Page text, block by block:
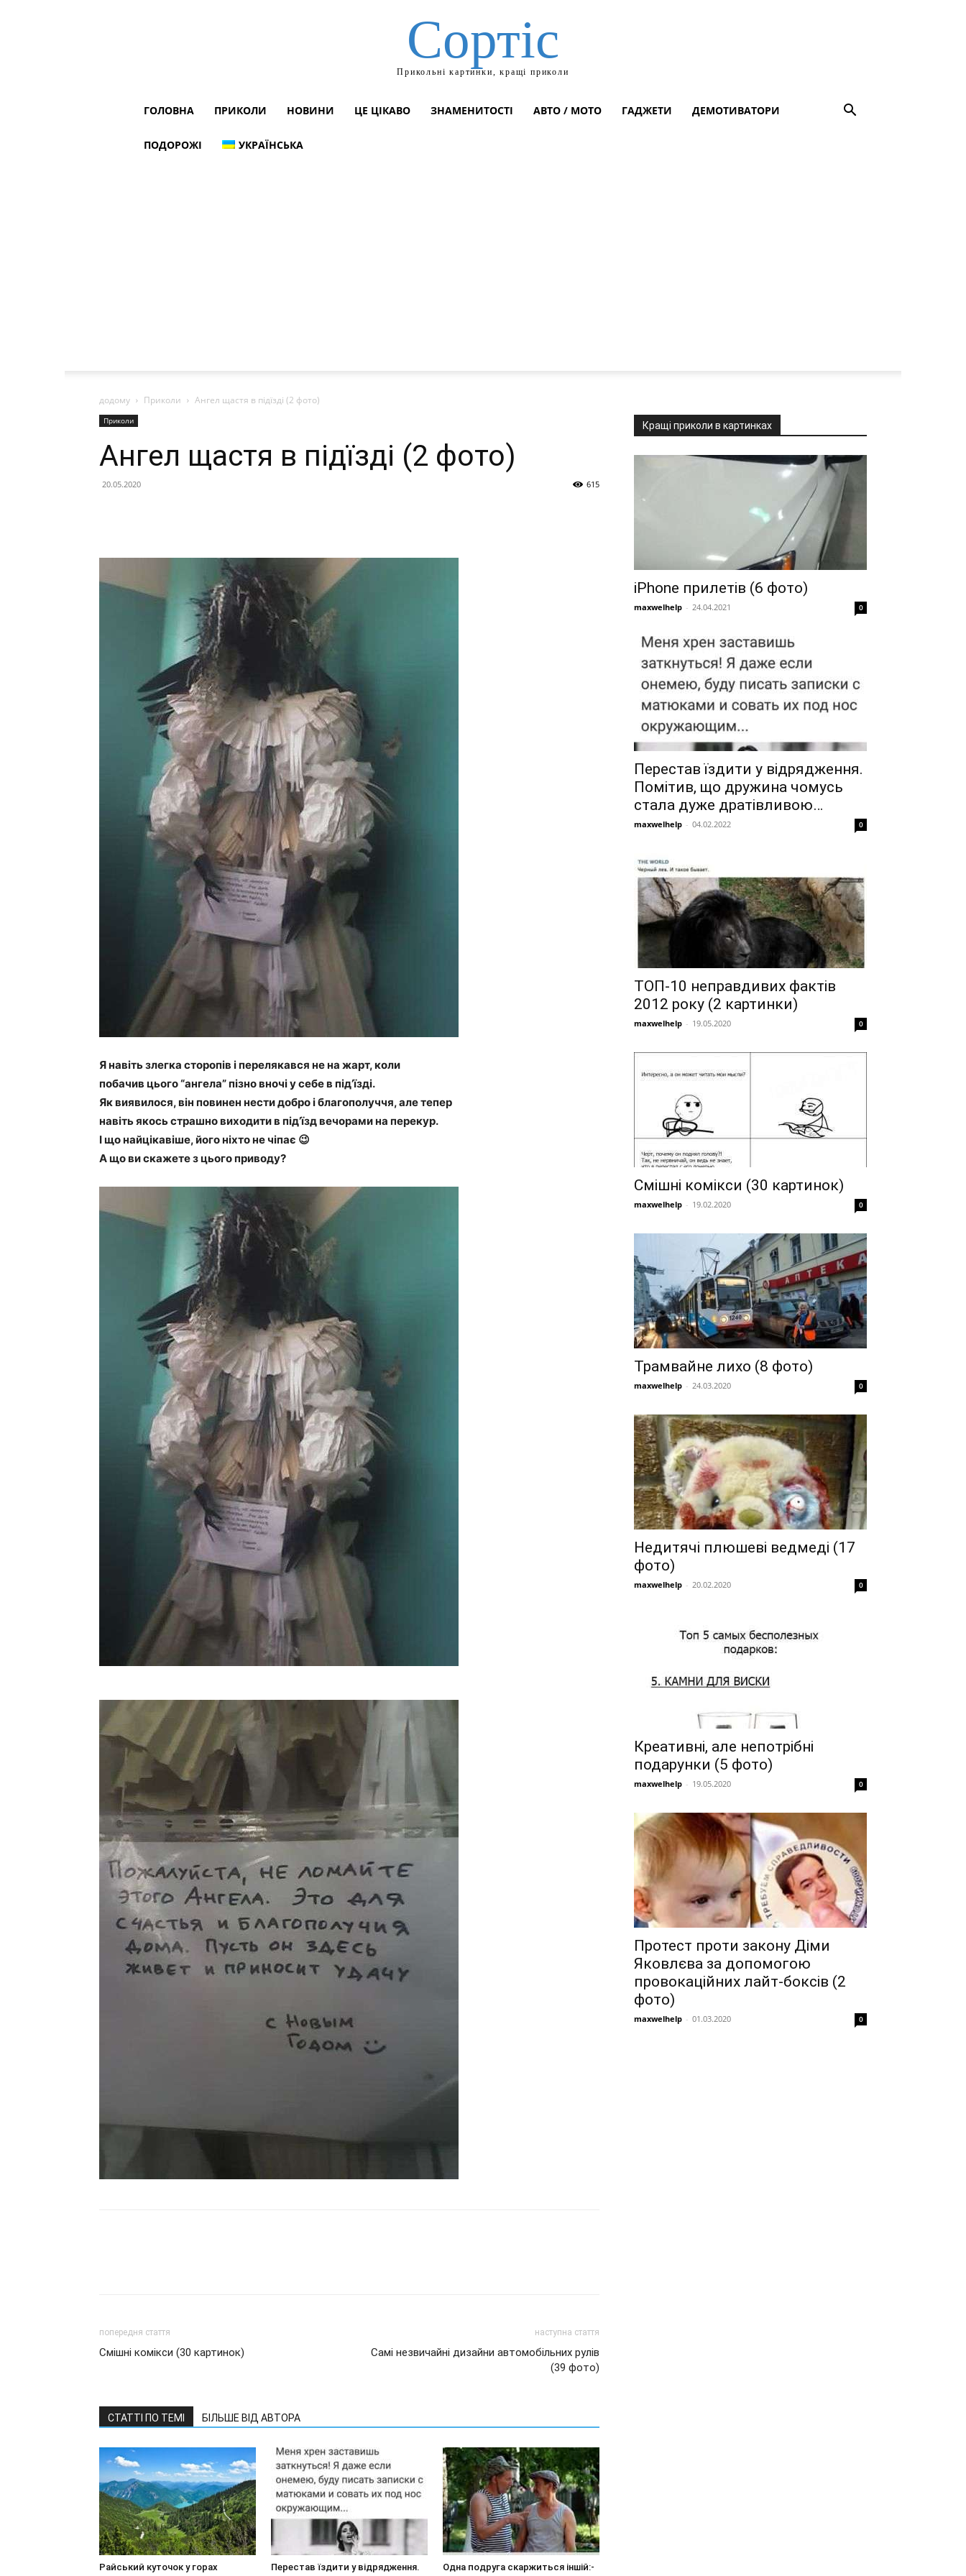
Сортіс
Прикольні картинки, кращі приколи
ГОЛОВНА ПРИКОЛИ НОВИНИ ЦЕ ЦІКАВО ЗНАМЕНИТОСТІ АВТО / МОТО ГАДЖЕТИ ДЕМОТИВАТОРИ
ПОДОРОЖІ УКРАЇНСЬКА
додому Приколи Ангел щастя в підїзді (2 фото)
Приколи
Ангел щастя в підїзді (2 фото)
20.05.2020 615
Я навіть злегка сторопів і перелякався не на жарт, коли
побачив цього “ангела” пізно вночі у себе в під’їзді.
Як виявилося, він повинен нести добро і благополуччя, але тепер
навіть якось страшно виходити в під’їзд вечорами на перекур.
І що найцікавіше, його ніхто не чіпає 😉
А що ви скажете з цього приводу?
попередня стаття
Смішні комікси (30 картинок)
наступна стаття
Самі незвичайні дизайни автомобільних рулів
(39 фото)
СТАТТІ ПО ТЕМІ БІЛЬШЕ ВІД АВТОРА
Райський куточок у горах Перестав їздити у відрядження. Одна подруга скаржиться іншій:-
Кращі приколи в картинках
iPhone прилетів (6 фото)
maxwelhelp - 24.04.2021 0
Перестав їздити у відрядження.
Помітив, що дружина чомусь
стала дуже дратівливою…
maxwelhelp - 04.02.2022 0
ТОП-10 неправдивих фактів
2012 року (2 картинки)
maxwelhelp - 19.05.2020 0
Смішні комікси (30 картинок)
maxwelhelp - 19.02.2020 0
Трамвайне лихо (8 фото)
maxwelhelp - 24.03.2020 0
Недитячі плюшеві ведмеді (17
фото)
maxwelhelp - 20.02.2020 0
Креативні, але непотрібні
подарунки (5 фото)
maxwelhelp - 19.05.2020 0
Протест проти закону Діми
Яковлєва за допомогою
провокаційних лайт-боксів (2
фото)
maxwelhelp - 01.03.2020 0